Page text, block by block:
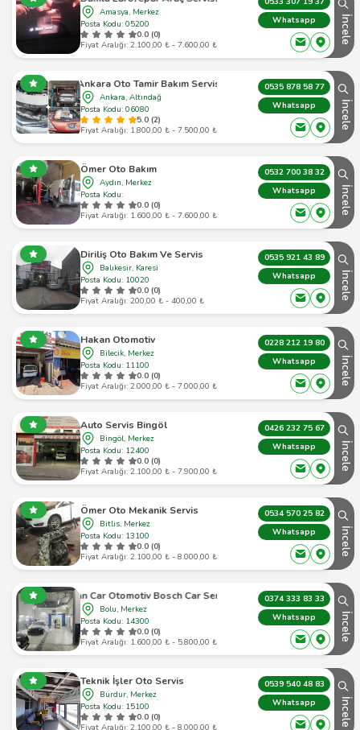
Amasya, Merkez
Posta Kodu: 05200
0.0 (0)
Fiyat Aralığı: 2.100,00 ₺ - 7.600,00 ₺
Whatsapp
İncele
Ankara Oto Tamir Bakım Servisi
Ankara, Altındağ
Posta Kodu: 06080
5.0 (2)
Fiyat Aralığı: 1.800,00 ₺ - 7.500,00 ₺
0535 878 58 77
Whatsapp
İncele
Ömer Oto Bakım
Aydın, Merkez
Posta Kodu:
0.0 (0)
Fiyat Aralığı: 1.600,00 ₺ - 7.600,00 ₺
0532 700 38 32
Whatsapp
İncele
Diriliş Oto Bakım Ve Servis
Balıkesir, Karesi
Posta Kodu: 10020
0.0 (0)
Fiyat Aralığı: 200,00 ₺ - 400,00 ₺
0535 921 43 89
Whatsapp
İncele
Hakan Otomotiv
Bilecik, Merkez
Posta Kodu: 11100
0.0 (0)
Fiyat Aralığı: 2.000,00 ₺ - 7.000,00 ₺
0228 212 19 80
Whatsapp
İncele
Auto Servis Bingöl
Bingöl, Merkez
Posta Kodu: 12400
0.0 (0)
Fiyat Aralığı: 2.100,00 ₺ - 7.900,00 ₺
0426 232 75 67
Whatsapp
İncele
Ömer Oto Mekanik Servis
Bitlis, Merkez
Posta Kodu: 13100
0.0 (0)
Fiyat Aralığı: 2.100,00 ₺ - 8.000,00 ₺
0534 570 25 82
Whatsapp
İncele
Han Car Otomotiv Bosch Car Service
Bolu, Merkez
Posta Kodu: 14300
0.0 (0)
Fiyat Aralığı: 1.600,00 ₺ - 5.800,00 ₺
0374 333 83 33
Whatsapp
İncele
Teknik İşler Oto Servis
Burdur, Merkez
Posta Kodu: 15100
0.0 (0)
0539 540 48 83
Whatsapp
İncele